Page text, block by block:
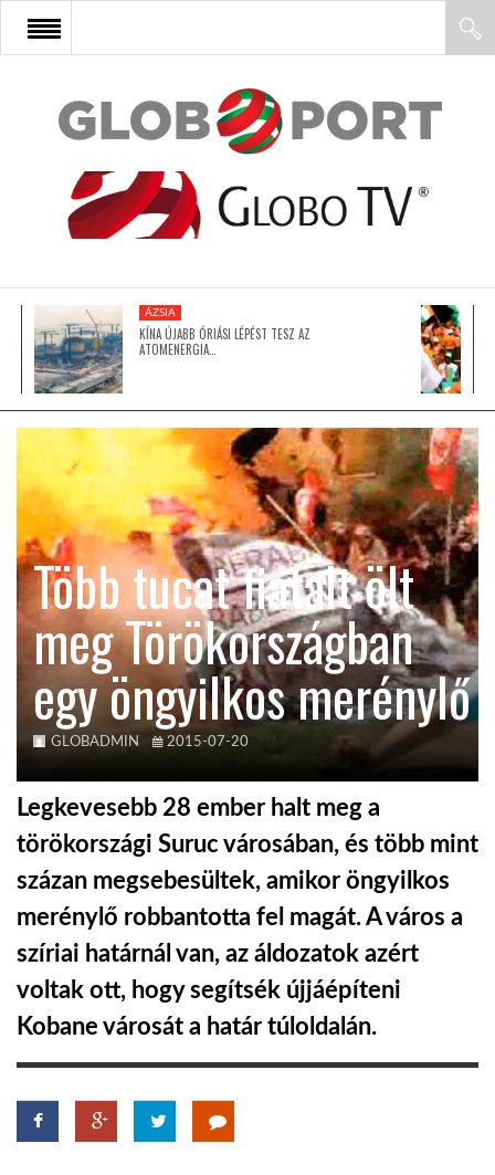
FŐOLDAL
AFRIKA
ÁZSIA
LATIN-AMERIKA
KÖZEL-KELET
AUSZTRÁLIA
A VILÁG ITTHON
HÍR3D
TROPICALMAGAZIN
ÁZSIA
KÍNA ÚJABB ÓRIÁSI LÉPÉST TESZ AZ
ATOMENERGIA…
Több tucat fiatalt ölt
meg Törökországban
egy öngyilkos merénylő
GLOBADMIN 2015-07-20
Legkevesebb 28 ember halt meg a
törökországi Suruc városában, és több mint
százan megsebesültek, amikor öngyilkos
merénylő robbantotta fel magát. A város a
szíriai határnál van, az áldozatok azért
voltak ott, hogy segítsék újjáépíteni
Kobane városát a határ túloldalán.